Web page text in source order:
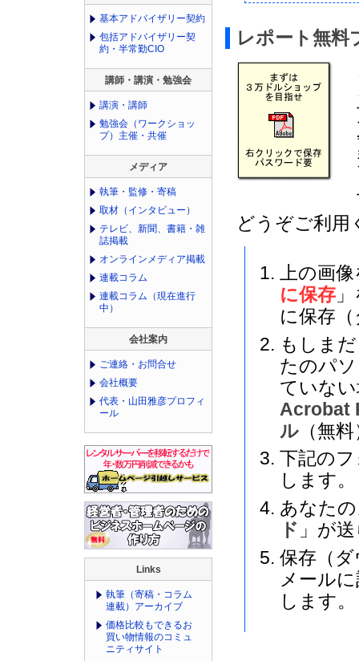
レポート無料
どうぞご利用
上の画
に保存」
に保存
もしま
たのパ
ていな
Acrobat
ル（無
下記の
します。
あなた
ド 」が
保存（
メール
します。
基本アドバイザリー契約
包括アドバイザリー契
約・半常勤CIO
講師・講演・勉強会
講演・講師
勉強会（ワークショッ
プ）主催・共催
メディア
執筆・監修・寄稿
取材（インタビュー）
テレビ、新聞、書籍・雑
誌掲載
オンラインメディア掲載
連載コラム
連載コラム（現在進行
中）
会社案内
ご連絡・お問合せ
会社概要
代表・山田雅彦プロフィ
ール
Links
執筆（寄稿・コラム
連載）アーカイブ
価格比較もできるお
買い物情報のコミュ
ニティサイト